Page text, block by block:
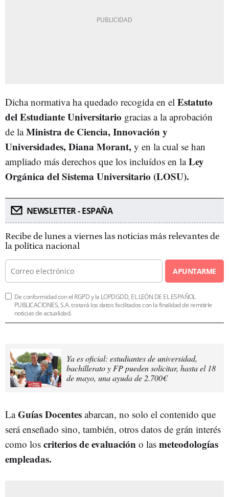
Dicha normativa ha quedado recogida en el Estatuto
del Estudiante Universitario gracias a la aprobación
de laMinistra de Ciencia, Innovación y
Universidades, Diana Morant, y en la cual se han
ampliado más derechos que los incluídos en laLey
Orgánica del Sistema Universitario (LOSU).
NEWSLETTER - ESPAÑA
Recibe de lunes a viernes las noticias más relevantes de
la política nacional
APUNTARME
De conformidad con el RGPD y la LOPDGDD, EL LEÓN DE EL ESPAÑOL
PUBLICACIONES, S.A. tratará los datos facilitados con la finalidad de remitirle
noticias de actualidad.
Ya es oficial: estudiantes de universidad,
bachillerato y FP pueden solicitar, hasta el 18
de mayo, una ayuda de 2.700€
LaGuías Docentes abarcan, no solo el contenido que
será enseñado sino, también, otros datos de grán interés
como los criterios de evaluación o las meteodologías
empleadas.